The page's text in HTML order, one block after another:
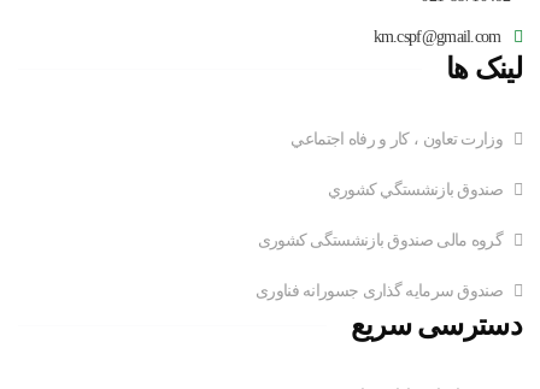
km.cspf@gmail.com
لینک ها
وزارت تعاون ، کار و رفاه اجتماعي
صندوق بازنشستگي کشوري
گروه مالی صندوق بازنشستگی کشوری
صندوق سرمایه گذاری جسورانه فناوری
دسترسی سریع